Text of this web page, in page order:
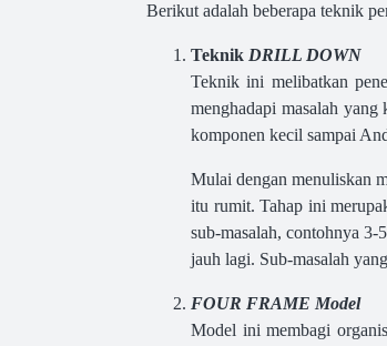
Berikut adalah beberapa teknik
Teknik DRILL DOWN
Teknik ini melibatkan
menghadapi masalah
komponen kecil sampai
Mulai dengan menuliskan
itu rumit. Tahap ini
sub-masalah, contohnya 3-
jauh lagi. Sub-masalah
FOUR FRAME Model
Model ini membagi